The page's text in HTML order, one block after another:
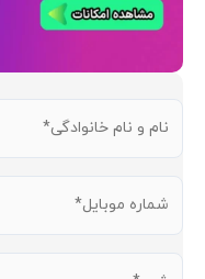
نام
نام
(ضروری)
شماره
موبایل
شهر